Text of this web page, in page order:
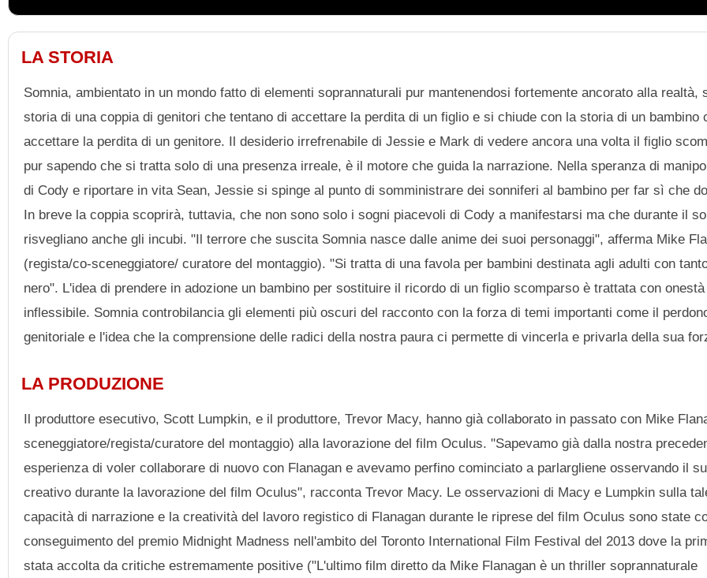
LA STORIA
Somnia, ambientato in un mondo fatto di elementi soprannaturali pur mantenendosi fortemente ancorato alla realtà,
storia di una coppia di genitori che tentano di accettare la perdita di un figlio e si chiude con la storia di un bambino
accettare la perdita di un genitore. Il desiderio irrefrenabile di Jessie e Mark di vedere ancora una volta il figlio
pur sapendo che si tratta solo di una presenza irreale, è il motore che guida la narrazione. Nella speranza di
di Cody e riportare in vita Sean, Jessie si spinge al punto di somministrare dei sonniferi al bambino per far sì che
In breve la coppia scoprirà, tuttavia, che non sono solo i sogni piacevoli di Cody a manifestarsi ma che durante il
risvegliano anche gli incubi. "Il terrore che suscita Somnia nasce dalle anime dei suoi personaggi", afferma Mike
(regista/co-sceneggiatore/ curatore del montaggio). "Si tratta di una favola per bambini destinata agli adulti con
nero". L'idea di prendere in adozione un bambino per sostituire il ricordo di un figlio scomparso è trattata con
inflessibile. Somnia controbilancia gli elementi più oscuri del racconto con la forza di temi importanti come il
genitoriale e l'idea che la comprensione delle radici della nostra paura ci permette di vincerla e privarla della sua
LA PRODUZIONE
Il produttore esecutivo, Scott Lumpkin, e il produttore, Trevor Macy, hanno già collaborato in passato con Mike
sceneggiatore/regista/curatore del montaggio) alla lavorazione del film Oculus. "Sapevamo già dalla nostra
esperienza di voler collaborare di nuovo con Flanagan e avevamo perfino cominciato a parlargliene osservando il
creativo durante la lavorazione del film Oculus", racconta Trevor Macy. Le osservazioni di Macy e Lumpkin sulla
capacità di narrazione e la creatività del lavoro registico di Flanagan durante le riprese del film Oculus sono state
conseguimento del premio Midnight Madness nell'ambito del Toronto International Film Festival del 2013 dove la
stata accolta da critiche estremamente positive ("L'ultimo film diretto da Mike Flanagan è un thriller soprannaturale